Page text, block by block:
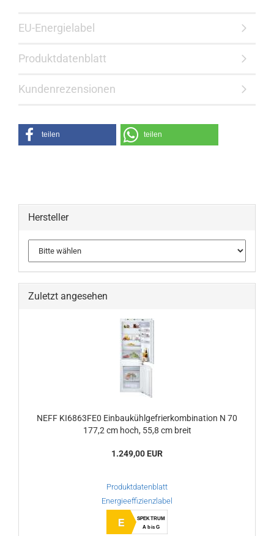
EU-Energielabel
Produktdatenblatt
Kundenrezensionen
teilen teilen
Hersteller
Zuletzt angesehen
NEFF KI6863FE0 Einbaukühlgefrierkombination N 70
177,2 cm hoch, 55,8 cm breit
1.249,00 EUR
Produktdatenblatt
Energieeffizienzlabel
E
SPEKTRUM
A bis G